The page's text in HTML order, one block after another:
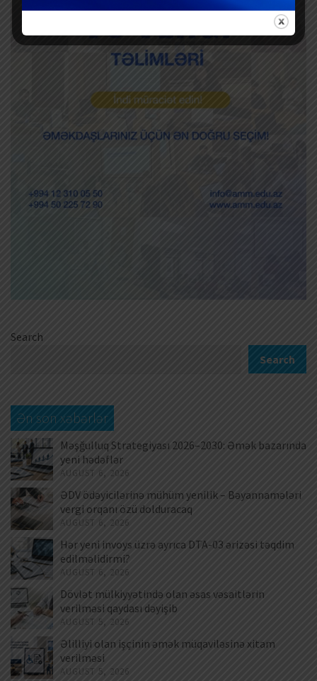
Search
Search
Ən son xəbərlər
Məşğulluq Strategiyası 2026–2030: Əmək bazarında
yeni hədəflər
AUGUST 6, 2026
ƏDV ödəyicilərinə mühüm yenilik – Bəyannamələri
vergi orqanı özü dolduracaq
AUGUST 6, 2026
Hər yeni invoys üzrə ayrıca DTA-03 ərizəsi təqdim
edilməlidirmi?
AUGUST 6, 2026
Dövlət mülkiyyətində olan əsas vəsaitlərin
verilməsi qaydası dəyişib
AUGUST 5, 2026
Əlilliyi olan işçinin əmək müqaviləsinə xitam
verilməsi
AUGUST 5, 2026